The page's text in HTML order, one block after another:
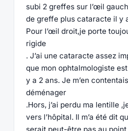
subi 2 greffes sur l’œil
de greffe plus cataracte il y
Pour l’œil droit,je porte
rigide
. J’ai une cataracte assez
que mon ophtalmologiste
y a 2 ans. Je m’en
déménager
.Hors, j’ai perdu ma lentille
vers l’hôpital. Il m’a été dit